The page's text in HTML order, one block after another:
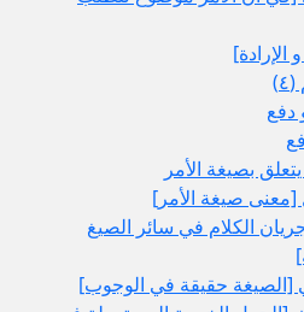
الإرادة]
دفع
بصيغة الأمر
[معنى صيغة الأمر]
الكلام في سائر الصيغ
[الصيغة حقيقة في الوجوب‏]